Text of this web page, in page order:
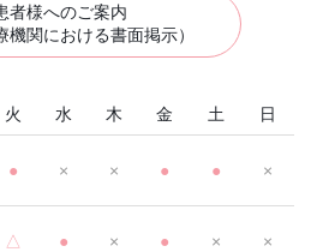
者様へのご案内
機関における書面掲示）
火 水 木 金 土 日
● × × ● ● ×
△ ● × ● × ×